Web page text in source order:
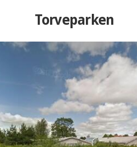
Torveparken